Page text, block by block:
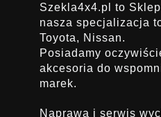
Szekla4x4.pl to
nasza specjalizacja
Toyota, Nissan.
Posiadamy
akcesoria do
marek.
Naprawa i serwis